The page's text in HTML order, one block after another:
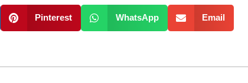
Pinterest WhatsApp Email